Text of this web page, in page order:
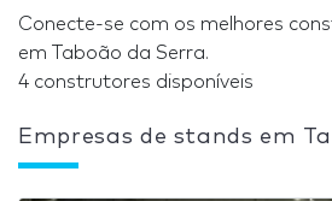
Conecte-se com os melhores
em Taboão da Serra.
4 construtores disponíveis
Empresas de stands em